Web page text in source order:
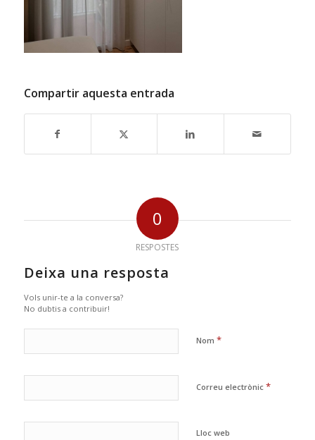
Compartir aquesta entrada
0
RESPOSTES
Deixa una resposta
Vols unir-te a la conversa?
No dubtis a contribuir!
Nom *
Correu electrònic *
Lloc web